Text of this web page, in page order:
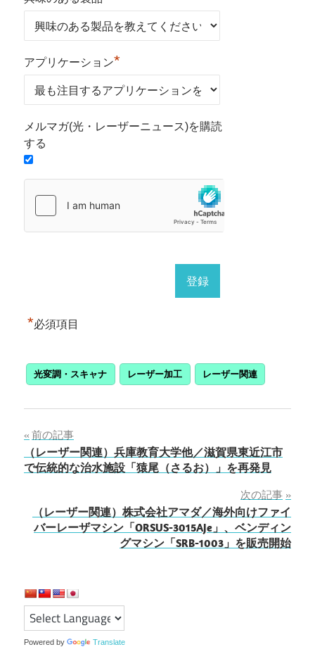
アプリケーション*
メルマガ(光・レーザーニュース)を購読
する
*必須項目
光変調・スキャナ レーザー加工 レーザー関連
投
稿
ビ
シ
ョ
前の記事
（レーザー関連）兵庫教育大学他／滋賀県東近江市
で伝統的な治水施設「猿尾（さるお）」を再発見
次の記事
（レーザー関連）株式会社アマダ／海外向けファイ
バーレーザマシン「ORSUS-3015AJe」、ベンディン
グマシン「SRB-1003」を販売開始
Powered by Translate